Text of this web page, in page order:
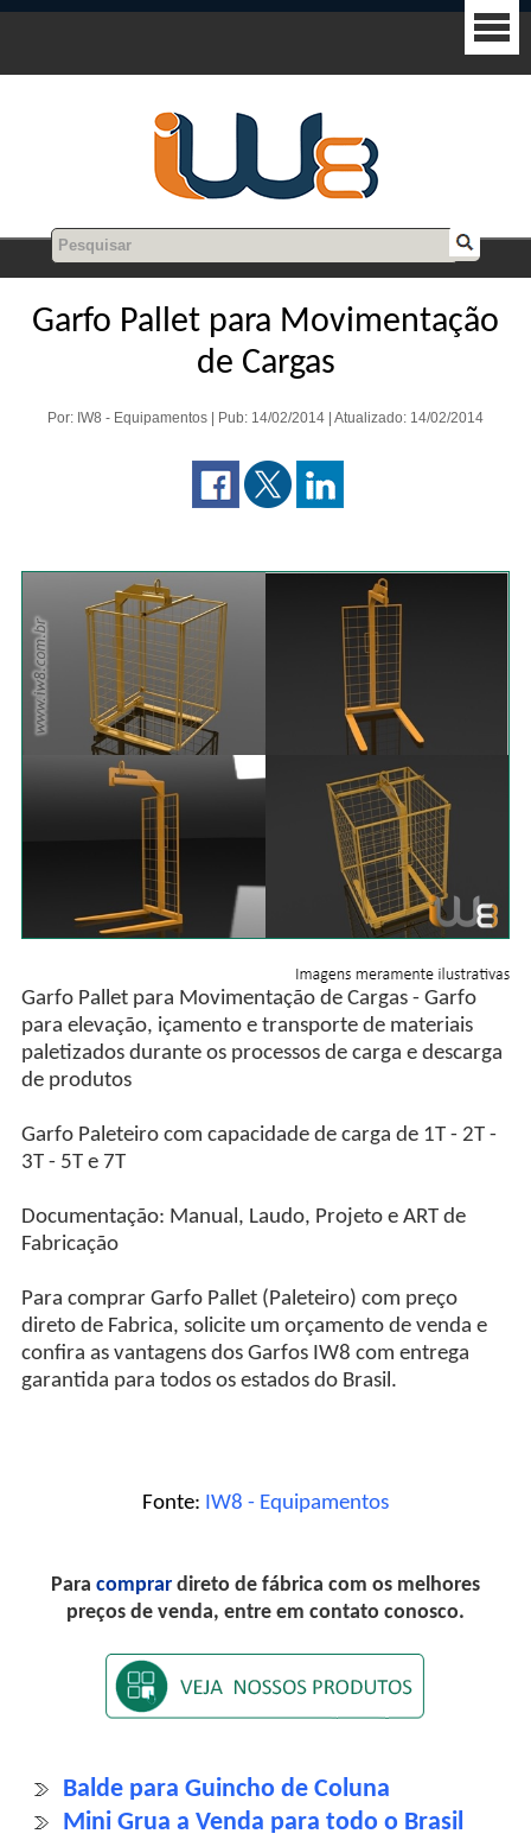
Garfo Pallet para Movimentação
de Cargas
Por: IW8 - Equipamentos | Pub: 14/02/2014 | Atualizado: 14/02/2014
Garfo Pallet para Movimentação de Cargas - Garfo
para elevação, içamento e transporte de materiais
paletizados durante os processos de carga e descarga
de produtos
Garfo Paleteiro com capacidade de carga de 1T - 2T -
3T - 5T e 7T
Documentação: Manual, Laudo, Projeto e ART de
Fabricação
Para comprar Garfo Pallet (Paleteiro) com preço
direto de Fabrica, solicite um orçamento de venda e
confira as vantagens dos Garfos IW8 com entrega
garantida para todos os estados do Brasil.
Fonte: IW8 - Equipamentos
Para comprar direto de fábrica com os melhores
preços de venda, entre em contato conosco.
Balde para Guincho de Coluna
Mini Grua a Venda para todo o Brasil